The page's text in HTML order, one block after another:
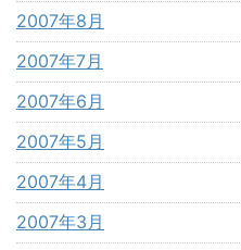
2007年8月
2007年7月
2007年6月
2007年5月
2007年4月
2007年3月